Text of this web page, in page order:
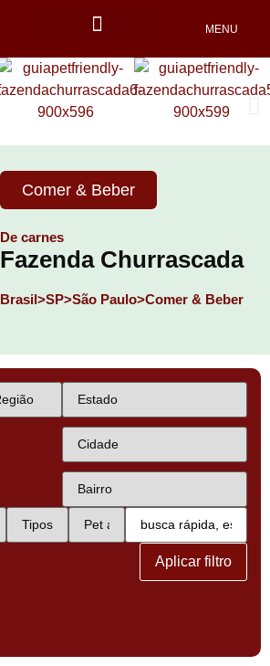
MENU
Comer & Beber
De carnes
Fazenda Churrascada
Brasil>SP>São Paulo>Comer & Beber
Aplicar filtro